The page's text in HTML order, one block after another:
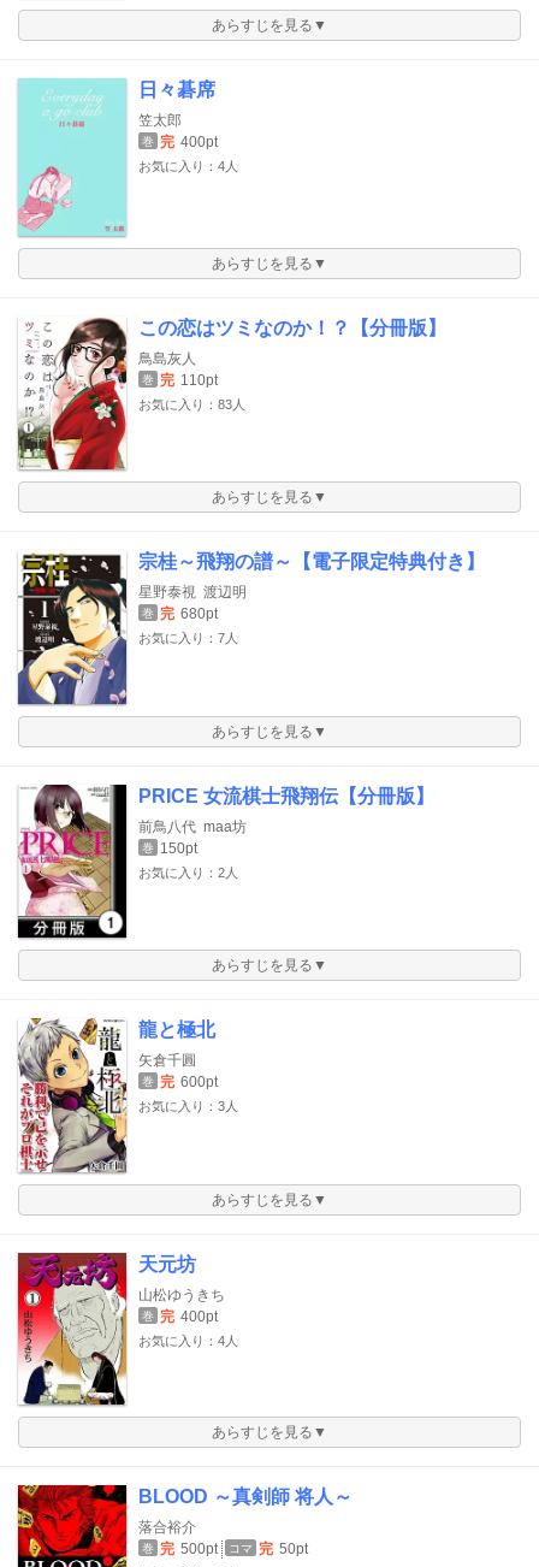
あらすじを見る▼
日々碁席
笠太郎
巻 完 400pt
お気に入り：4人
あらすじを見る▼
この恋はツミなのか！？【分冊版】
鳥島灰人
巻 完 110pt
お気に入り：83人
あらすじを見る▼
宗桂～飛翔の譜～【電子限定特典付き】
星野泰視 渡辺明
巻 完 680pt
お気に入り：7人
あらすじを見る▼
PRICE 女流棋士飛翔伝【分冊版】
前鳥八代 maa坊
巻 150pt
お気に入り：2人
あらすじを見る▼
龍と極北
矢倉千圓
巻 完 600pt
お気に入り：3人
あらすじを見る▼
天元坊
山松ゆうきち
巻 完 400pt
お気に入り：4人
あらすじを見る▼
BLOOD ～真剣師 将人～
落合裕介
巻 完 500pt コマ 完 50pt